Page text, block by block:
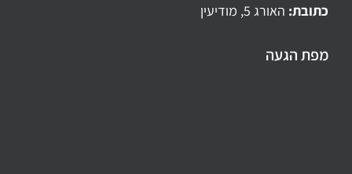
כתובת: האורג 5, מודיעין
מפת הגעה